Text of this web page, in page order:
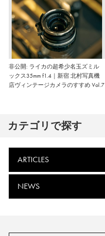
非公開: ライカの超希少名玉ズミル
ックス35mm f1.4｜新宿 北村写真機
店ヴィンテージカメラのすすめ Vol.7
カテゴリで探す
ARTICLES
NEWS